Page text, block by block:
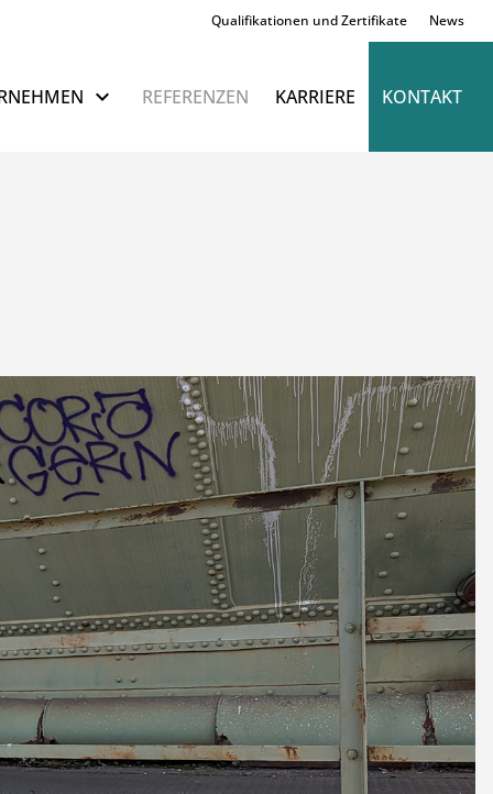
Navigation überspringen
Qualifikationen und Zertifikate News
REFERENZEN KARRIERE KONTAKT